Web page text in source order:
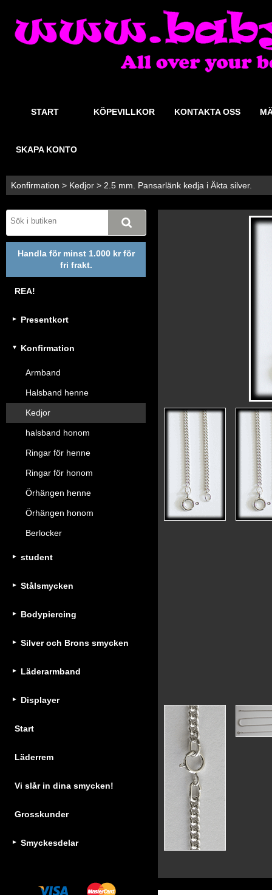
START KÖPEVILLKOR KONTAKTA OSS
SKAPA KONTO
Konfirmation > Kedjor > 2.5 mm. Pansarlänk kedja i Äkta silver.
Handla för minst 1.000 kr för
fri frakt.
REA!
Presentkort
Konfirmation
Armband
Halsband henne
Kedjor
halsband honom
Ringar för henne
Ringar för honom
Örhängen henne
Örhängen honom
Berlocker
student
Stålsmycken
Bodypiercing
Silver och Brons smycken
Läderarmband
Displayer
Start
Läderrem
Vi slår in dina smycken!
Grosskunder
Smyckesdelar